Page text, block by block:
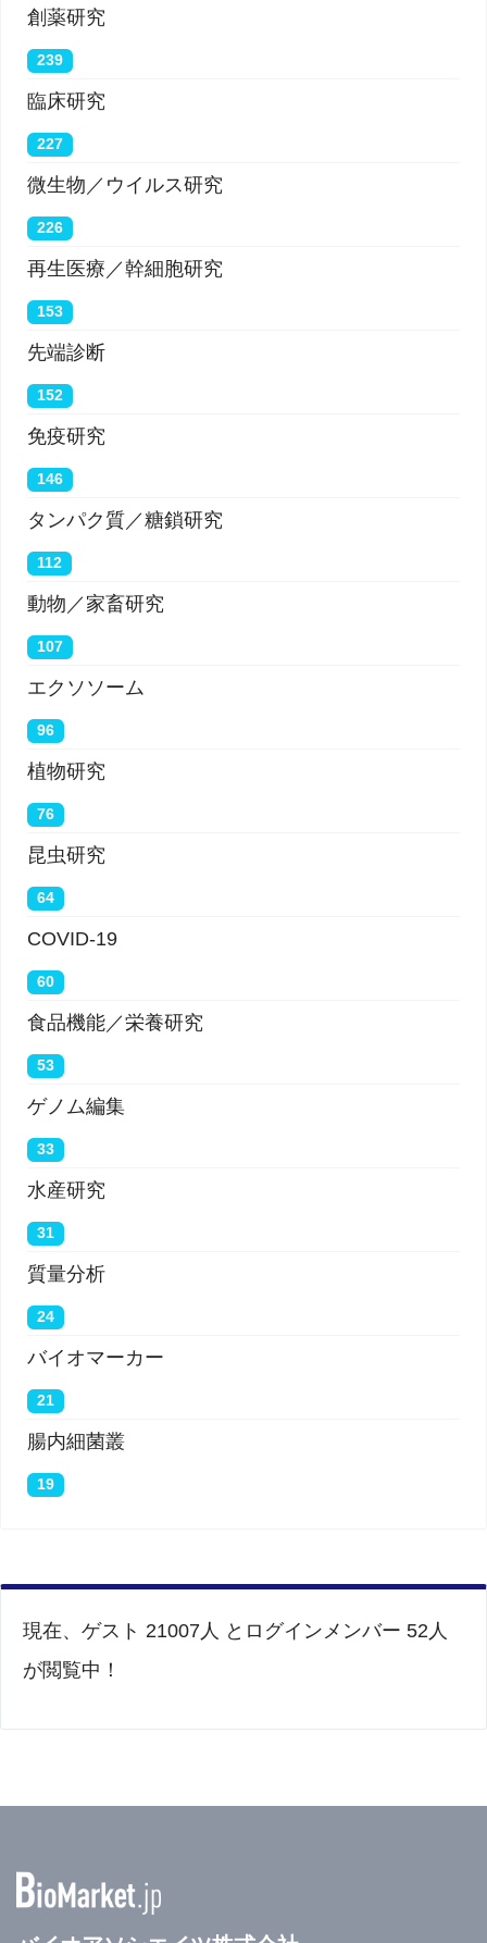
創薬研究
239
臨床研究
227
微生物／ウイルス研究
226
再生医療／幹細胞研究
153
先端診断
152
免疫研究
146
タンパク質／糖鎖研究
112
動物／家畜研究
107
エクソソーム
96
植物研究
76
昆虫研究
64
COVID-19
60
食品機能／栄養研究
53
ゲノム編集
33
水産研究
31
質量分析
24
バイオマーカー
21
腸内細菌叢
19
現在、ゲスト 21007人 とログインメンバー 52人
が閲覧中！